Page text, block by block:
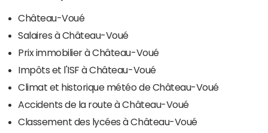
Château-Voué
Salaires à Château-Voué
Prix immobilier à Château-Voué
Impôts et l'ISF à Château-Voué
Climat et historique météo de Château-Voué
Accidents de la route à Château-Voué
Classement des lycées à Château-Voué